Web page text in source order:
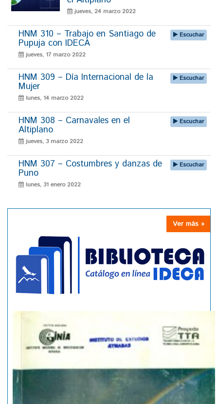
jueves, 24 marzo 2022
HNM 310 – Trabajo en Santiago de
Pupuja con IDECA
jueves, 17 marzo 2022
Escuchar
HNM 309 – Día Internacional de la
Mujer
lunes, 14 marzo 2022
Escuchar
HNM 308 – Carnavales en el
Altiplano
jueves, 3 marzo 2022
Escuchar
HNM 307 – Costumbres y danzas de
Puno
lunes, 31 enero 2022
Escuchar
Ver más »